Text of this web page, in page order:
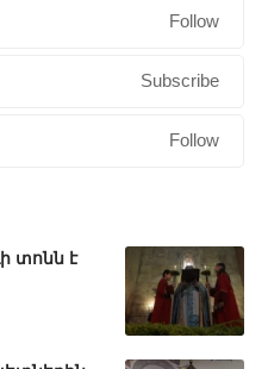
Follow
Subscribe
Follow
տոնն է